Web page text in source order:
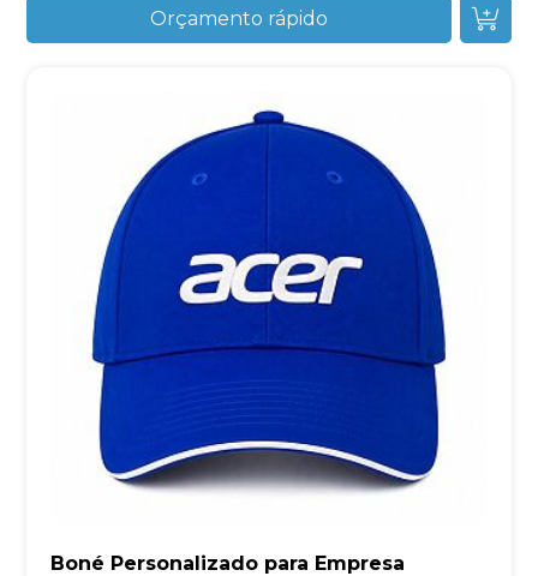
Orçamento rápido
Boné Personalizado para Empresa